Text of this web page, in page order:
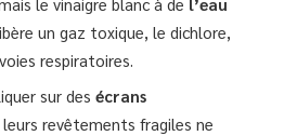
un gaz toxique, le dichlore,
respiratoires.
sur des écrans
leurs revêtements fragiles ne